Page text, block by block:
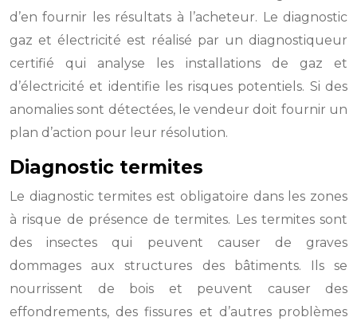
d’en fournir les résultats à l’acheteur. Le diagnostic
gaz et électricité est réalisé par un diagnostiqueur
certifié qui analyse les installations de gaz et
d’électricité et identifie les risques potentiels. Si des
anomalies sont détectées, le vendeur doit fournir un
plan d’action pour leur résolution.
Diagnostic termites
Le diagnostic termites est obligatoire dans les zones
à risque de présence de termites. Les termites sont
des insectes qui peuvent causer de graves
dommages aux structures des bâtiments. Ils se
nourrissent de bois et peuvent causer des
effondrements, des fissures et d’autres problèmes